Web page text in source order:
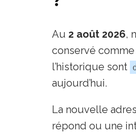
Au 2 août 2026,
conservé
l’historique sont
aujourd’hui.
La nouvelle
répond ou une